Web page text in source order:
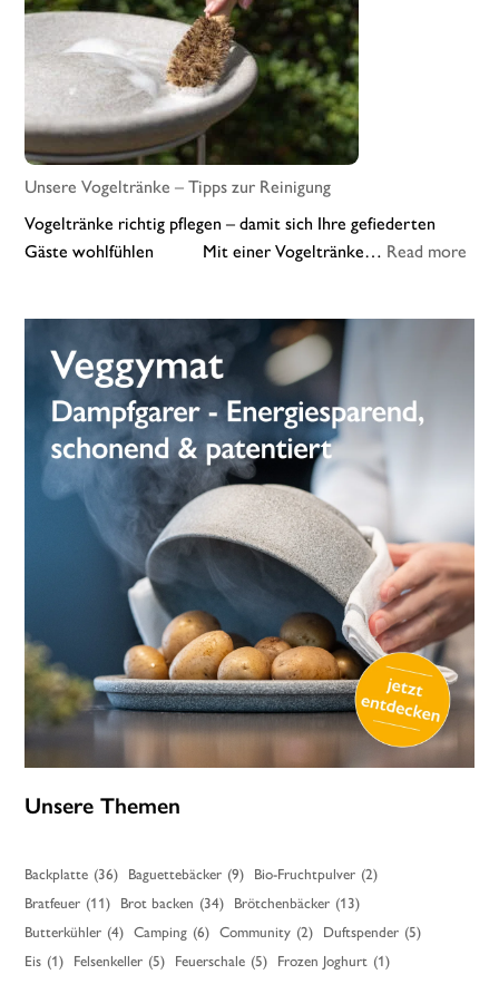
mit
Fruchtpulver
Unsere Vogeltränke – Tipps zur Reinigung
Vogeltränke richtig pflegen – damit sich Ihre gefiederten
Gäste wohlfühlen Mit einer Vogeltränke… Read more
Unsere Themen
Backplatte (36) Baguettebäcker (9) Bio-Fruchtpulver (2)
Bratfeuer (11) Brot backen (34) Brötchenbäcker (13)
Butterkühler (4) Camping (6) Community (2) Duftspender (5)
Eis (1) Felsenkeller (5) Feuerschale (5) Frozen Joghurt (1)